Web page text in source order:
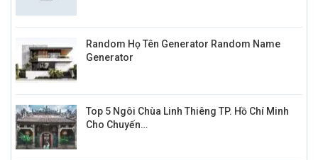
Random Họ Tên Generator Random Name
Generator
Top 5 Ngôi Chùa Linh Thiêng TP. Hồ Chí Minh
Cho Chuyến…